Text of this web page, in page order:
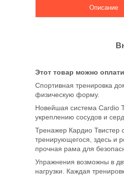
Описание
Этот товар можно
Спортивная тренировка
физическую форму.
Новейшая система Cardio
укреплению сосудов и
Тренажер Кардио Твистер
тренирующегося, здесь и
прочная рама для
Упражнения возможны в
нагрузки. Каждая